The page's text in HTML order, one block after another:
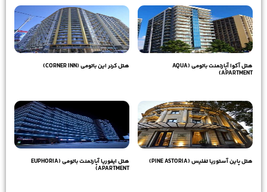
هتل آکوا آپارتمنت باتومی (AQUA
APARTMENT)
هتل کرنر این باتومی (CORNER INN)
هتل پاین آستوریا تفلیس (PINE ASTORIA)
هتل ایفوریا آپارتمنت باتومی (EUPHORIA
APARTMENT)